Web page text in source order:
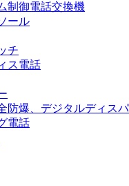
制御電話交換機
ール
チ
ス電話
防爆、デジタルディス
電話